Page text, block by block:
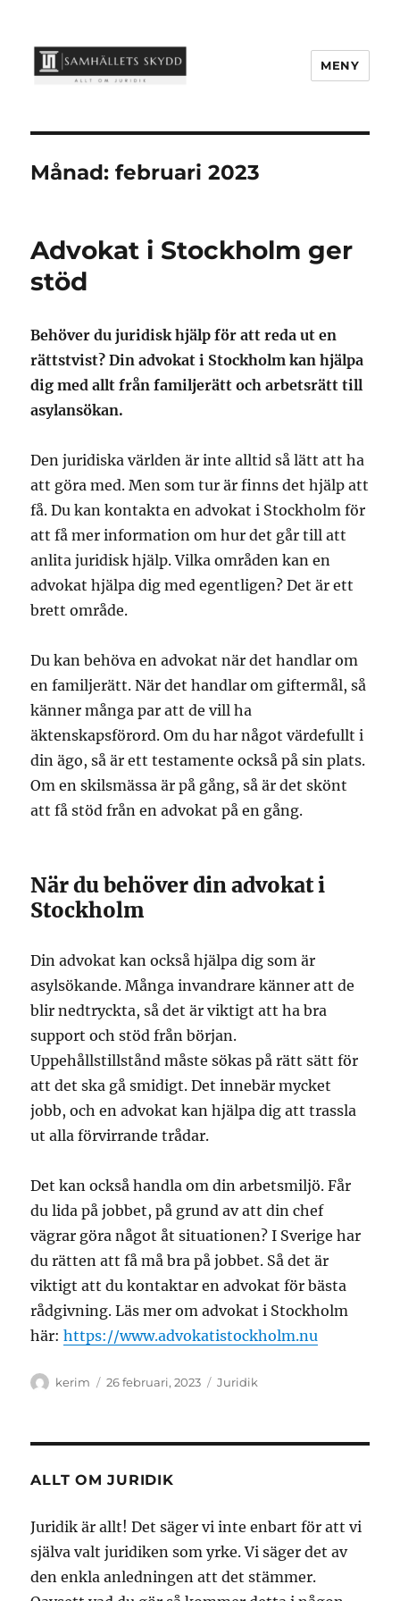
MENY
Månad:februari 2023
Advokat i Stockholm ger
stöd
Behöver du juridisk hjälp för att reda ut en
rättstvist? Din advokat i Stockholm kan hjälpa
dig med allt från familjerätt och arbetsrätt till
asylansökan.
Den juridiska världen är inte alltid så lätt att ha
att göra med. Men som tur är finns det hjälp att
få. Du kan kontakta en advokat i Stockholm för
att få mer information om hur det går till att
anlita juridisk hjälp. Vilka områden kan en
advokat hjälpa dig med egentligen? Det är ett
brett område.
Du kan behöva en advokat när det handlar om
en familjerätt. När det handlar om giftermål, så
känner många par att de vill ha
äktenskapsförord. Om du har något värdefullt i
din ägo, så är ett testamente också på sin plats.
Om en skilsmässa är på gång, så är det skönt
att få stöd från en advokat på en gång.
När du behöver din advokat i
Stockholm
Din advokat kan också hjälpa dig som är
asylsökande. Många invandrare känner att de
blir nedtryckta, så det är viktigt att ha bra
support och stöd från början.
Uppehållstillstånd måste sökas på rätt sätt för
att det ska gå smidigt. Det innebär mycket
jobb, och en advokat kan hjälpa dig att trassla
ut alla förvirrande trådar.
Det kan också handla om din arbetsmiljö. Får
du lida på jobbet, på grund av att din chef
vägrar göra något åt situationen? I Sverige har
du rätten att få må bra på jobbet. Så det är
viktigt att du kontaktar en advokat för bästa
rådgivning. Läs mer om advokat i Stockholm
här:https://www.advokatistockholm.nu
Författare
kerim
Publicerat
26 februari, 2023 Kategorier
Juridik
ALLT OM JURIDIK
Juridik är allt! Det säger vi inte enbart för att vi
själva valt juridiken som yrke. Vi säger det av
den enkla anledningen att det stämmer.